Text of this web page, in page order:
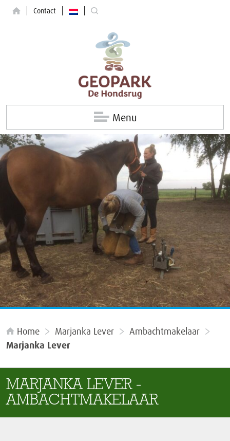
Contact
Menu
Home Marjanka Lever
Ambachtmakelaar
Marjanka Lever
MARJANKA LEVER -
AMBACHTMAKELAAR